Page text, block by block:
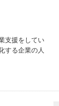
支援をしてい
する企業の人